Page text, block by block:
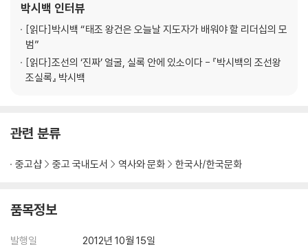
넓은 편인 페이지 만화이다. 한 이슈에 대한
박시백 인터뷰
[읽다]박시백 “태조 왕건은 오늘날 지도자가 배워야 할 리더십의 모
범”
[읽다]조선의 ‘진짜’ 얼굴, 실록 안에 있소이다 - 『박시백의 조선왕
조실록』 박시백
관련 분류
중고샵 중고 국내도서 역사와 문화 한국사/한국문화
품목정보
발행일
2012년 10월 15일